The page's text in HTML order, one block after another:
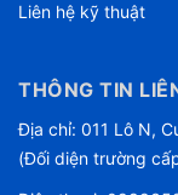
Liên hệ kỹ thuật
THÔNG TIN
Địa chỉ: 011 Lô N,
(Đối diện trường